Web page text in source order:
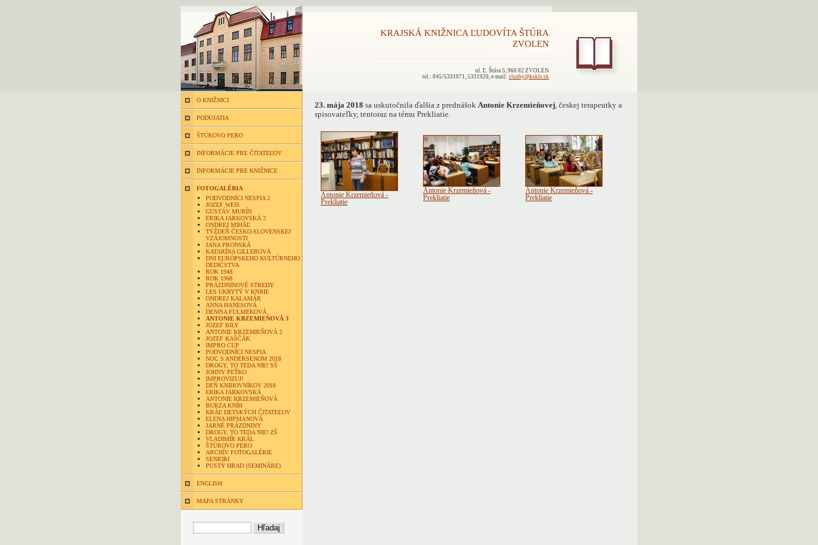
KRAJSKÁ KNIŽNICA ĽUDOVÍTA ŠTÚRA
ZVOLEN
ul. Ľ. Štúra 5, 960 82 ZVOLEN
tel.: 045/5331071, 5331920, e-mail: sluzby@kskls.sk
O KNIŽNICI
PODUJATIA
ŠTÚROVO PERO
INFORMÁCIE PRE ČITATEĽOV
INFORMÁCIE PRE KNIŽNICE
FOTOGALÉRIA
PODVODNÍCI NESPIA 2
JOZEF WEIS
GUSTÁV MURÍN
ERIKA JARKOVSKÁ 2
ONDREJ MIHÁĽ
TÝŽDEŇ ČESKO-SLOVENSKEJ
VZÁJOMNOSTI
JANA PRONSKÁ
KATARÍNA GILLEROVÁ
DNI EURÓPSKEHO KULTÚRNEHO
DEDIČSTVA
ROK 1948
ROK 1968
PRÁZDNINOVÉ STREDY
LES UKRYTÝ V KNIHE
ONDREJ KALAMÁR
ANNA HANESOVÁ
DENISA FULMEKOVÁ
ANTONIE KRZEMIEŇOVÁ 3
JOZEF BILY
ANTONIE KRZEMIEŇOVÁ 2
JOZEF KAŠČÁK
IMPRO CUP
PODVODNÍCI NESPIA
NOC S ANDERSENOM 2018
DROGY, TO TEDA NIE! SŠ
JOHNY PEŤKO
IMPROVIZUJ!
DEŇ KNIHOVNÍKOV 2018
ERIKA JARKOVSKÁ
ANTONIE KRZEMIEŇOVÁ
BURZA KNÍH
KRÁĽ DETSKÝCH ČITATEĽOV
ELENA HIPMANOVÁ
JARNÉ PRÁZDNINY
DROGY, TO TEDA NIE! ZŠ
VLADIMÍR KRÁL
ŠTÚROVO PERO
ARCHÍV FOTOGALÉRIE
SENIORI
PUSTÝ HRAD (SEMINÁRE)
ENGLISH
MAPA STRÁNKY
23. mája 2018 sa uskutočnila ďalšia z prednášok Antonie Krzemieňovej, českej terapeutky a
spisovateľky, tentoraz na tému Prekliatie.
Antonie Krzemieňová -
Prekliatie
Antonie Krzemieňová -
Prekliatie
Antonie Krzemieňová -
Prekliatie